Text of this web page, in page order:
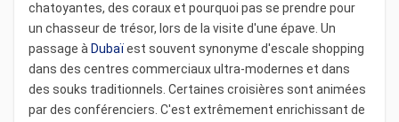
chatoyantes, des coraux et pourquoi pas se prendre pour
un chasseur de trésor, lors de la visite d'une épave. Un
passage à Dubaïest souvent synonyme d'escale shopping
dans des centres commerciaux ultra-modernes et dans
des souks traditionnels. Certaines croisières sont animées
par des conférenciers. C'est extrêmement enrichissant de